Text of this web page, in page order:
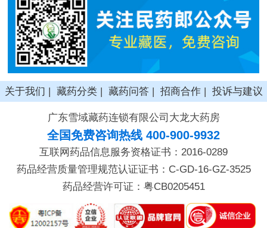
关于我们 | 藏药分类| 藏药问答| 招商合作| 投诉与建议
广东雪域藏药连锁有限公司大龙大药房
全国免费咨询热线 400-900-9932
互联网药品信息服务资格证书：2016-0289
药品经营质量管理规范认证证书：C-GD-16-GZ-3525
药品经营许可证：粤CB0205451